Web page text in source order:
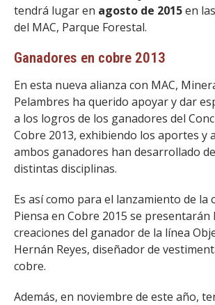
tendrá lugar en agosto de 2015en
del MAC, Parque Forestal.
Ganadores en cobre 2013
En esta nueva alianza con MAC,
Pelambres ha querido apoyar y dar
a los logros de los ganadores del
Cobre 2013, exhibiendo los aportes y
ambos ganadores han desarrollado
distintas disciplinas.
Es así como para el lanzamiento de la
Piensa en Cobre 2015 se presentarán
creaciones del ganador de la línea
Hernán Reyes, diseñador de
cobre.
Además, en noviembre de este año,